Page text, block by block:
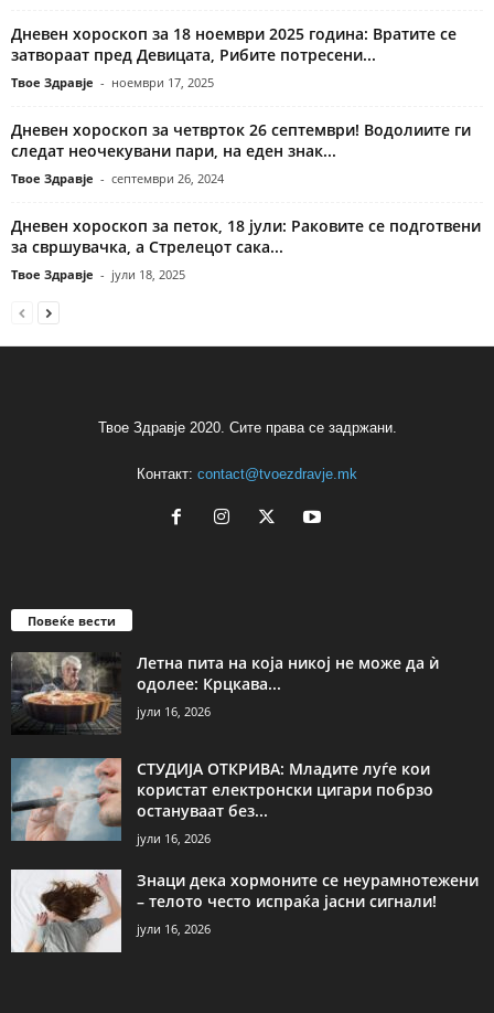
Дневен хороскоп за 18 ноември 2025 година: Вратите се
затвораат пред Девицата, Рибите потресени...
Твое Здравје - ноември 17, 2025
Дневен хороскоп за четврток 26 септември! Водолиите ги
следат неочекувани пари, на еден знак...
Твое Здравје - септември 26, 2024
Дневен хороскоп за петок, 18 јули: Раковите се подготвени
за свршувачка, а Стрелецот сака...
Твое Здравје - јули 18, 2025
Твое Здравје 2020. Сите права се задржани.
Контакт: contact@tvoezdravje.mk
Повеќе вести
Летна пита на која никој не може да ѝ
одолее: Крцкава...
јули 16, 2026
СТУДИЈА ОТКРИВА: Младите луѓе кои
користат електронски цигари побрзо
остануваат без...
јули 16, 2026
Знаци дека хормоните се неурамнотежени
– телото често испраќа јасни сигнали!
јули 16, 2026